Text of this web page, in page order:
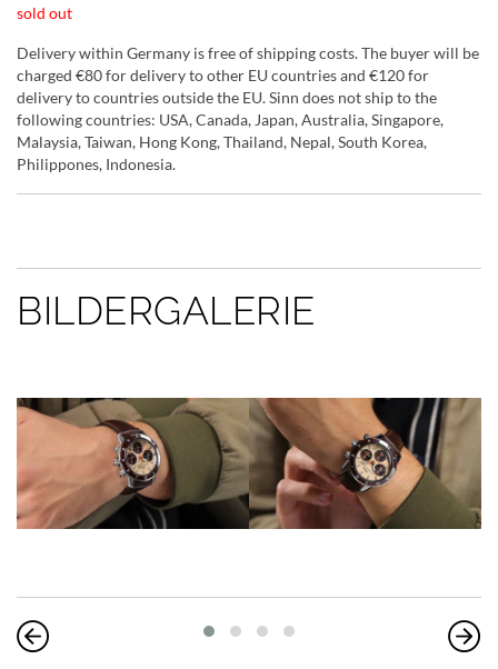
sold out
Delivery within Germany is free of shipping costs. The buyer will be
charged €80 for delivery to other EU countries and €120 for
delivery to countries outside the EU. Sinn does not ship to the
following countries: USA, Canada, Japan, Australia, Singapore,
Malaysia, Taiwan, Hong Kong, Thailand, Nepal, South Korea,
Philippones, Indonesia.
BILDERGALERIE